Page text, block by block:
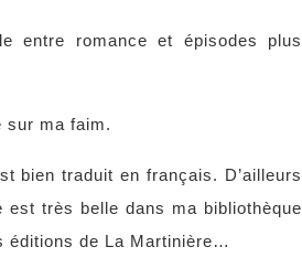
entre romance et épisodes plus
sur ma faim.
bien traduit en français. D’ailleurs
très belle dans ma bibliothèque
éditions de La Martinière…